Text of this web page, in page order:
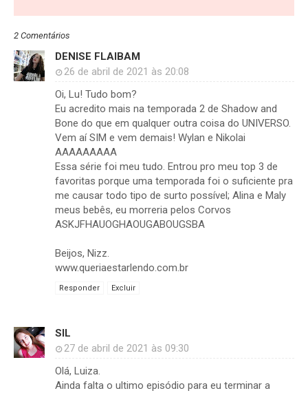
2 Comentários
DENISE FLAIBAM
26 de abril de 2021 às 20:08
Oi, Lu! Tudo bom?
Eu acredito mais na temporada 2 de Shadow and
Bone do que em qualquer outra coisa do UNIVERSO.
Vem aí SIM e vem demais! Wylan e Nikolai
AAAAAAAAA
Essa série foi meu tudo. Entrou pro meu top 3 de
favoritas porque uma temporada foi o suficiente pra
me causar todo tipo de surto possível; Alina e Maly
meus bebês, eu morreria pelos Corvos
ASKJFHAUOGHAOUGABOUGSBA
Beijos, Nizz.
www.queriaestarlendo.com.br
Responder Excluir
SIL
27 de abril de 2021 às 09:30
Olá, Luiza.
Ainda falta o ultimo episódio para eu terminar a